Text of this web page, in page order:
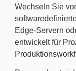
Wechseln Sie
Edge-Servern
entwickelt für